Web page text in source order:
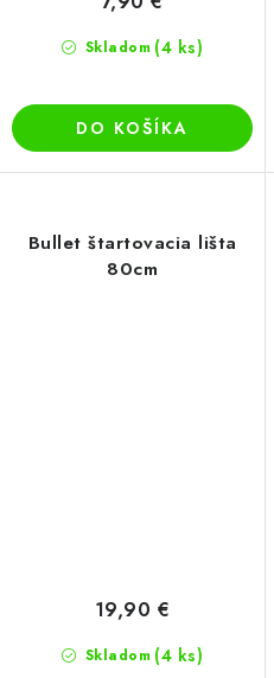
Skladom (4 ks)
DO KOŠÍKA
Bullet štartovacia lišta
80cm
Skladom (4 ks)
19,90 €